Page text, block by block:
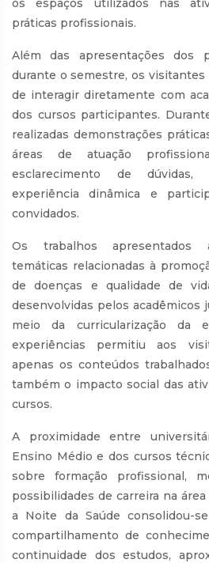
os espaços utilizados nas
práticas profissionais.
Além das apresentações dos
durante o semestre, os
de interagir diretamente com
dos cursos participantes.
realizadas demonstrações
áreas de atuação
esclarecimento de dúvidas,
experiência dinâmica e
convidados.
Os trabalhos apresentados
temáticas relacionadas à
de doenças e qualidade de
desenvolvidas pelos acadêmicos
meio da curricularização da
experiências permitiu aos
apenas os conteúdos
também o impacto social das
cursos.
A proximidade entre
Ensino Médio e dos cursos
sobre formação profissional,
possibilidades de carreira na área
a Noite da Saúde consolidou-
compartilhamento de
continuidade dos estudos,